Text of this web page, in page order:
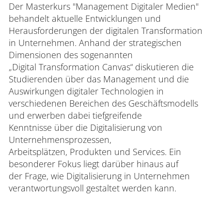
Der Masterkurs "Management Digitaler Medien"
behandelt aktuelle Entwicklungen und
Herausforderungen der digitalen Transformation
in Unternehmen. Anhand der strategischen
Dimensionen des sogenannten
„Digital Transformation Canvas“ diskutieren die
Studierenden über das Management und die
Auswirkungen digitaler Technologien in
verschiedenen Bereichen des Geschäftsmodells
und erwerben dabei tiefgreifende
Kenntnisse über die Digitalisierung von
Unternehmensprozessen,
Arbeitsplätzen, Produkten und Services. Ein
besonderer Fokus liegt darüber hinaus auf
der Frage, wie Digitalisierung in Unternehmen
verantwortungsvoll gestaltet werden kann.